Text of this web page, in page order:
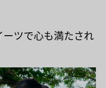
ツで心も満たされ